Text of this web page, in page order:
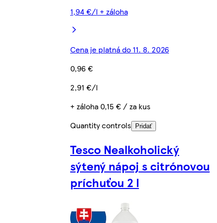
1,94 €/l + záloha
Cena je platná do 11. 8. 2026
0,96 €
2,91 €/l
+ záloha 0,15 € / za kus
Quantity controls
Pridať
Tesco Nealkoholický
sýtený nápoj s citrónovou
príchuťou 2 l